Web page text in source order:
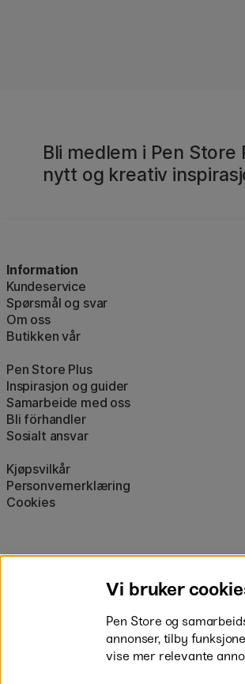
Bli medlem i Pen
nytt og kreativ
Information
Kundeservice
Spørsmål og svar
Om oss
Butikken vår
Pen Store Plus
Inspirasjon og guider
Samarbeide med oss
Bli förhandler
Sosialt ansvar
Kjøpsvilkår
Personvernerklæring
Cookies
Vi bruker
Pen Store og
annonser, tilby
vise mer relevante